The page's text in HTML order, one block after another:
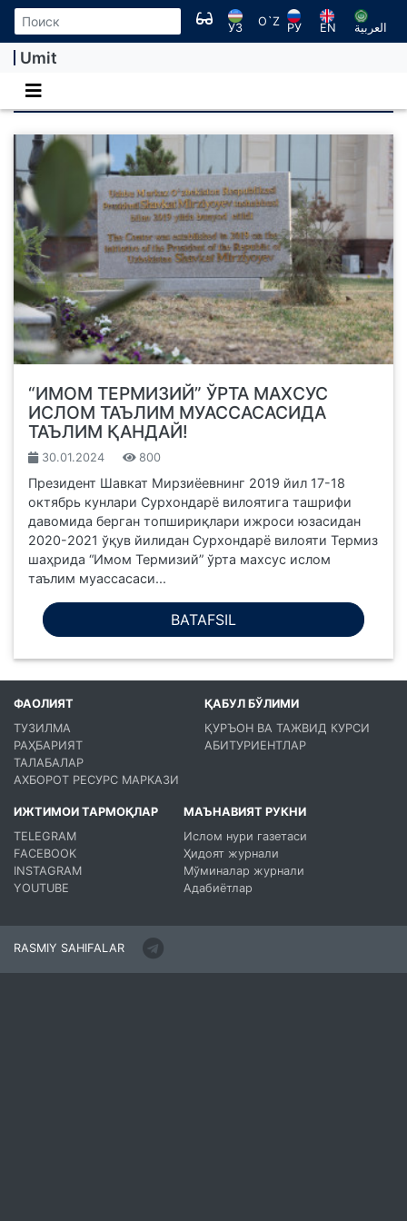
УЗ
O`Z
РУ EN العربية
Umit
ТУЗИЛМА
“ИМОМ ТЕРМИЗИЙ” ЎРТА МАХСУС
ИСЛОМ ТАЪЛИМ МУАССАСАСИДА
ТАЪЛИМ ҚАНДАЙ!
30.01.2024 800
Президент Шавкат Мирзиёевнинг 2019 йил 17-18
октябрь кунлари Сурхондарё вилоятига ташрифи
давомида берган топшириқлари ижроси юзасидан
2020-2021 ўқув йилидан Сурхондарё вилояти Термиз
шаҳрида “Имом Термизий” ўрта махсус ислом
таълим муассасаси...
BATAFSIL
ФАОЛИЯТ
ТУЗИЛМА
РАҲБАРИЯТ
ТАЛАБАЛАР
АХБОРОТ РЕСУРС МАРКАЗИ
ҚАБУЛ БЎЛИМИ
ҚУРЪОН ВА ТАЖВИД КУРСИ
АБИТУРИЕНТЛАР
ИЖТИМОИ ТАРМОҚЛАР
TELEGRAM
FACEBOOK
INSTAGRAM
YOUTUBE
МАЪНАВИЯТ РУКНИ
Ислом нури газетаси
Ҳидоят журнали
Мўминалар журнали
Адабиётлар
RASMIY SAHIFALAR